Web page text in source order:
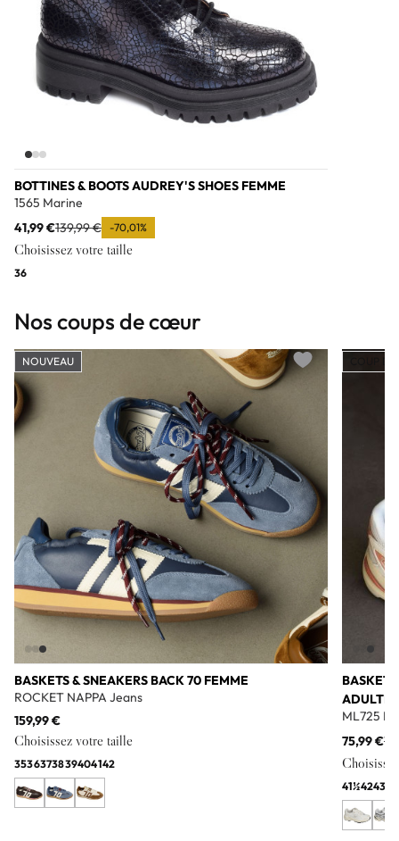
BOTTINES & BOOTS AUDREY'S SHOES FEMME
1565 Marine
41,99 €139,99 € -70,01%
Choisissez votre taille
36
Nos coups de cœur
BASKETS & SNEAKERS BACK 70 FEMME
ROCKET NAPPA Jeans
159,99 €
Choisissez votre taille
3536373839404142
NOUVEAU
Add to wishlist
ADULTE
ML725
75,99 €
41½4243